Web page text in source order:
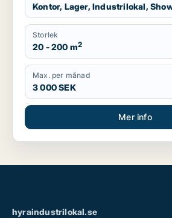
Kontor, Lager, Industrilokal,
Storlek
20 - 200 m2
Max. per månad
3 000 SEK
Mer info
hyraindustrilokal.se